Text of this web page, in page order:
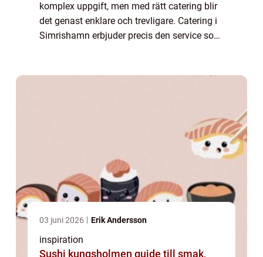
komplex uppgift, men med rätt catering blir
det genast enklare och trevligare. Catering i
Simrishamn erbjuder precis den service som
03 juni 2026 Erik Andersson
inspiration
Sushi kungsholmen guide till smak,